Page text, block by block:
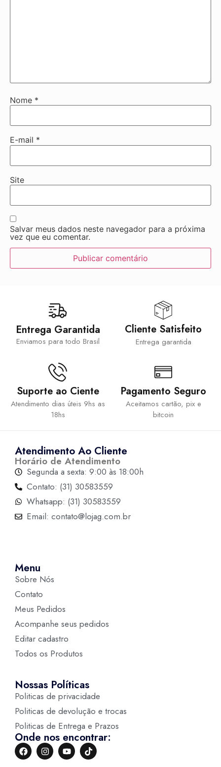
Nome *
E-mail *
Site
Salvar meus dados neste navegador para a próxima
vez que eu comentar.
Entrega Garantida
Enviamos para todo Brasil
Cliente Satisfeito
Entrega garantida
Suporte ao Ciente
Atendimento dias úteis 9hs as
18hs
Pagamento Seguro
Aceitamos cartão, pix e
bitcoin
Atendimento Ao Cliente
Horário de Atendimento
Segunda a sexta: 9:00 às 18:00h
Contato: (31) 30583559
Whatsapp: (31) 30583559
Email: contato@lojag.com.br
Menu
Sobre Nós
Contato
Meus Pedidos
Acompanhe seus pedidos
Editar cadastro
Todos os Produtos
Nossas Políticas
Politicas de privacidade
Politicas de devolução e trocas
Politicas de Entrega e Prazos
Onde nos encontrar: